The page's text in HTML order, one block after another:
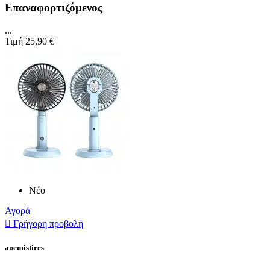
Επαναφορτιζόμενος
...
Τιμή 25,90 €
Νέο
Αγορά
 Γρήγορη προβολή
anemistires